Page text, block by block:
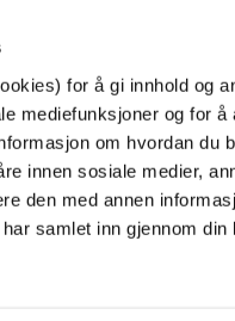
for å gi innhold og
mediefunksjoner og for å
om hvordan du
innen sosiale medier,
den med annen
samlet inn gjennom din